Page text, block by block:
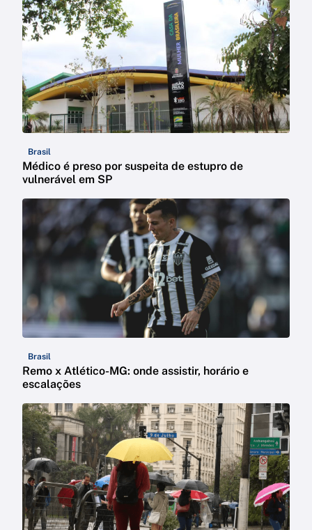
Brasil
Médico é preso por suspeita de estupro de
vulnerável em SP
Brasil
Remo x Atlético-MG: onde assistir, horário e
escalações